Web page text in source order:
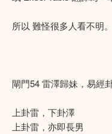
所以 難怪很多人看不明。
閘門54 雷澤歸妹，易經
上卦雷，下卦澤
上卦雷，亦即長男